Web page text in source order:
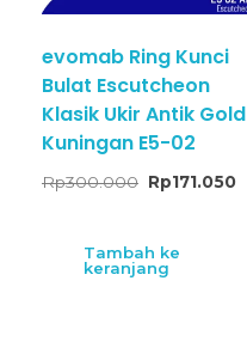
evomab Ring Kunci
Bulat Escutcheon
Klasik Ukir Antik Gold
Kuningan E5-02
Rp300.000 Rp171.050
Tambah ke
keranjang